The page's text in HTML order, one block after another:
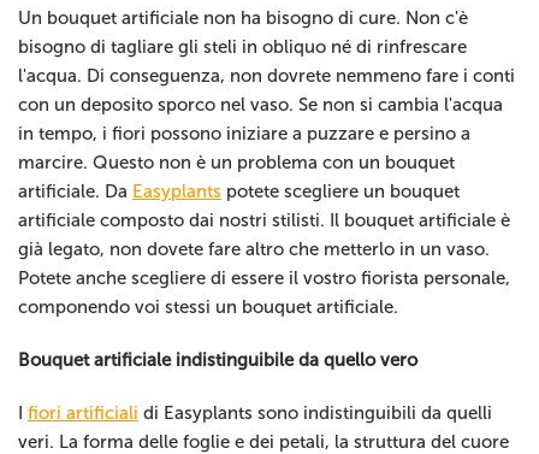
Un bouquet artificiale non ha bisogno di cure. Non c'è
bisogno di tagliare gli steli in obliquo né di rinfrescare
l'acqua. Di conseguenza, non dovrete nemmeno fare i conti
con un deposito sporco nel vaso. Se non si cambia l'acqua
in tempo, i fiori possono iniziare a puzzare e persino a
marcire. Questo non è un problema con un bouquet
artificiale. Da Easyplants potete scegliere un bouquet
artificiale composto dai nostri stilisti. Il bouquet artificiale è
già legato, non dovete fare altro che metterlo in un vaso.
Potete anche scegliere di essere il vostro fiorista personale,
componendo voi stessi un bouquet artificiale.
Bouquet artificiale indistinguibile da quello vero
Ifiori artificiali di Easyplants sono indistinguibili da quelli
veri. La forma delle foglie e dei petali, la struttura del cuore